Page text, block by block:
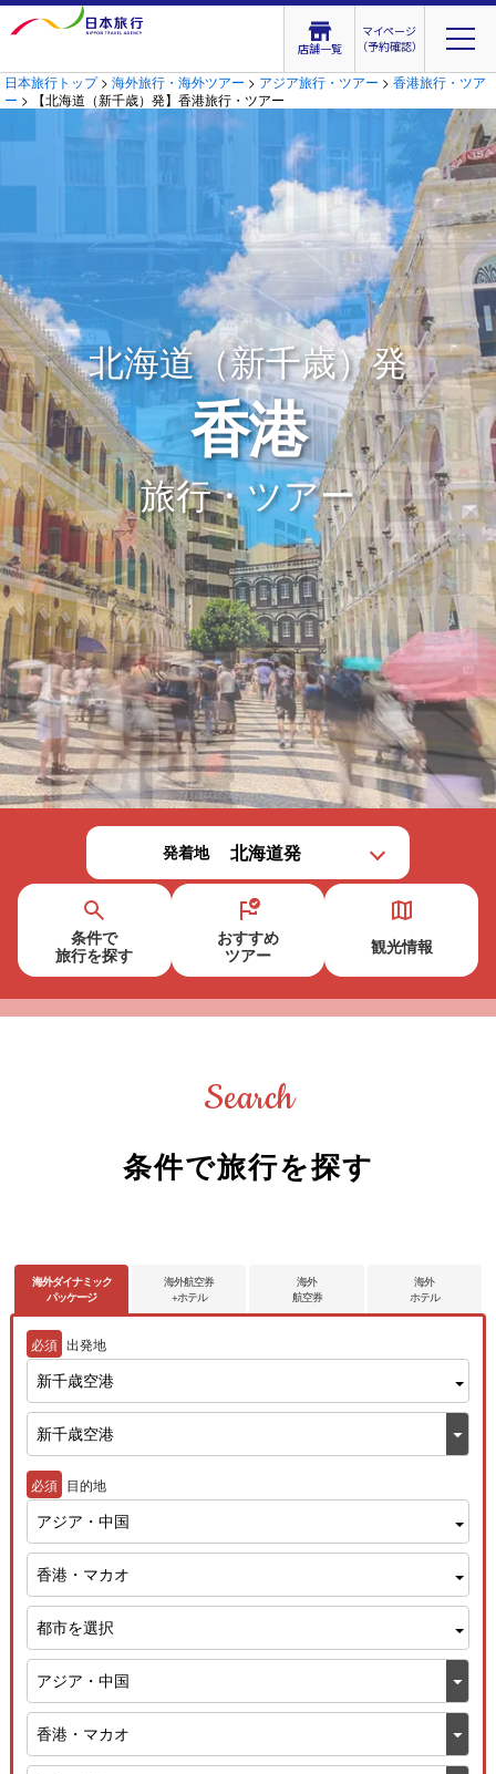
店舗一覧
マイページ
（予約確認）
日本旅行トップ>海外旅行・海外ツアー > アジア旅行・ツアー >香港旅行・ツア
ー > 【北海道（新千歳）発】香港旅行・ツアー
北海道（新千歳）発
香港
旅行・ツアー
発着地
条件で
旅行を探す
おすすめ
ツアー
観光情報
Search
条件で旅行を探す
海外ダイナミック
パッケージ
海外航空券
+ホテル
海外
航空券
海外
ホテル
必須 出発地
新千歳空港
必須 目的地
アジア・中国
香港・マカオ
都市を選択